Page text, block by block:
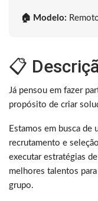
🏠 Modelo:
📋
Já pensou em fazer
propósito de criar
Estamos em busca de
recrutamento e
executar estratégias
melhores talentos
grupo.